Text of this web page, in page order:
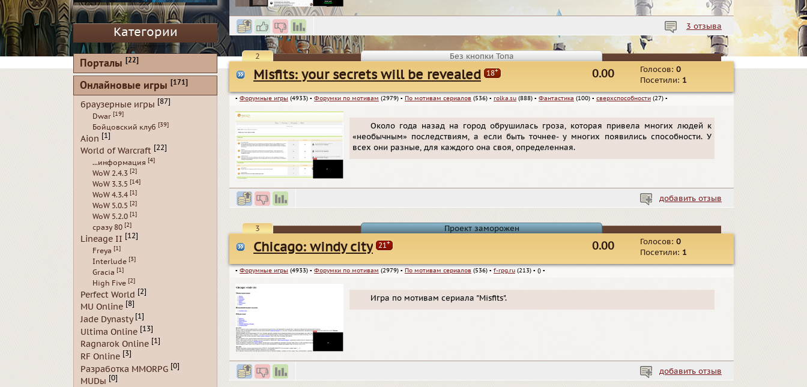
3 отзыва
Без кнопки Топа
2
Misfits: your secrets will be revealed 18+ Голосов: 0
Посетили: 1
0.00
▪ Форумные игры (4933) ▪ Форумки по мотивам (2979) ▪ По мотивам сериалов (536) ▪ rolka.su (888) ▪ Фантастика (100) ▪ сверхспособности (27) ▪
Около года назад на город обрушилась гроза, которая привела многих людей к
«необычным» последствиям, а если быть точнее- у многих появились способности. У
всех они разные, для каждого она своя, определенная.
добавить отзыв
Проект заморожен
3
Chicago: windy city 21+ Голосов: 0
Посетили: 1
0.00
▪ Форумные игры (4933) ▪ Форумки по мотивам (2979) ▪ По мотивам сериалов (536) ▪ f-rpg.ru (213) ▪ () ▪
Игра по мотивам сериала "Misfits".
добавить отзыв
Категории
Порталы [22]
Онлайновые игры [171]
браузерные игры [87]
Dwar [19]
Бойцовский клуб [39]
Aion [1]
World of Warcraft [22]
...информация [4]
WoW 2.4.3 [2]
WoW 3.3.5 [14]
WoW 4.3.4 [1]
WoW 5.0.5 [2]
WoW 5.2.0 [1]
сразу 80 [2]
Lineage II [12]
Freya [1]
Interlude [3]
Gracia [1]
High Five [2]
Perfect World [2]
MU Online [8]
Jade Dynasty [1]
Ultima Online [13]
Ragnarok Online [1]
RF Online [3]
Разработка MMORPG [0]
MUDы [0]